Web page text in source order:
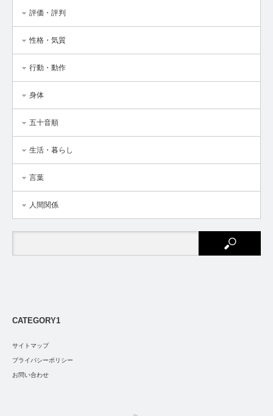
評価・評判
性格・気質
行動・動作
身体
五十音順
生活・暮らし
言葉
人間関係
CATEGORY1
サイトマップ
プライバシーポリシー
お問い合わせ